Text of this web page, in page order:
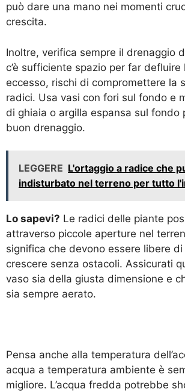
può dare una mano nei momenti
crescita.
Inoltre, verifica sempre il drenaggio
c’è sufficiente spazio per far defluire
eccesso, rischi di compromettere la
radici. Usa vasi con fori sul fondo e
di ghiaia o argilla espansa sul fondo
buon drenaggio.
LEGGERE L'ortaggio a radice che
indisturbato nel terreno per tutto
Lo sapevi? Le radici delle piante
attraverso piccole aperture nel
significa che devono essere libere di
crescere senza ostacoli. Assicurati
vaso sia della giusta dimensione e
sia sempre aerato.
Pensa anche alla temperatura
acqua a temperatura ambiente è
migliore. L’acqua fredda potrebbe